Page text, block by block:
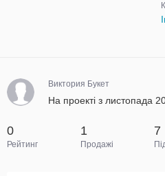
Виктория Букет
На проекті з листопада
0
Рейтинг
1
Продажі
7